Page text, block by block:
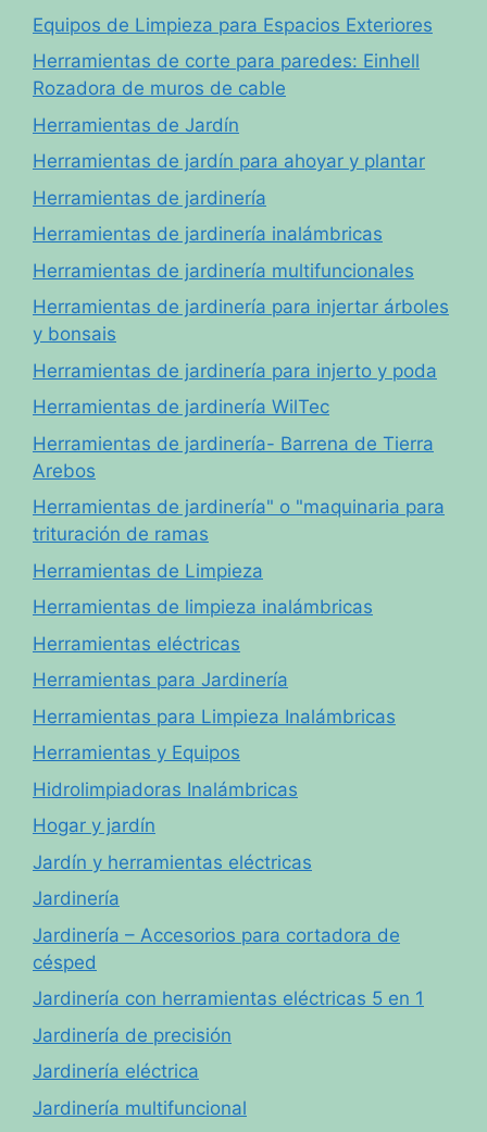
Equipos de Limpieza para Espacios Exteriores
Herramientas de corte para paredes: Einhell
Rozadora de muros de cable
Herramientas de Jardín
Herramientas de jardín para ahoyar y plantar
Herramientas de jardinería
Herramientas de jardinería inalámbricas
Herramientas de jardinería multifuncionales
Herramientas de jardinería para injertar árboles
y bonsais
Herramientas de jardinería para injerto y poda
Herramientas de jardinería WilTec
Herramientas de jardinería- Barrena de Tierra
Arebos
Herramientas de jardinería" o "maquinaria para
trituración de ramas
Herramientas de Limpieza
Herramientas de limpieza inalámbricas
Herramientas eléctricas
Herramientas para Jardinería
Herramientas para Limpieza Inalámbricas
Herramientas y Equipos
Hidrolimpiadoras Inalámbricas
Hogar y jardín
Jardín y herramientas eléctricas
Jardinería
Jardinería – Accesorios para cortadora de
césped
Jardinería con herramientas eléctricas 5 en 1
Jardinería de precisión
Jardinería eléctrica
Jardinería multifuncional